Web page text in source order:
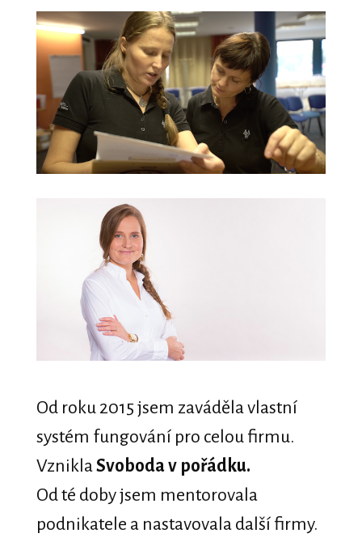
Od roku 2015 jsem zaváděla vlastní
systém fungování pro celou firmu.
VzniklaSvoboda v pořádku.
Od té doby jsem mentorovala
podnikatele a nastavovala další firmy.